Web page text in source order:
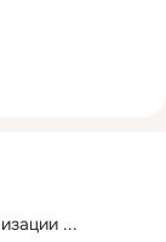
...